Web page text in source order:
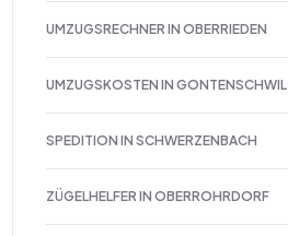
UMZUGSRECHNER IN OBERRIEDEN
UMZUGSKOSTEN IN GONTENSCHWIL
SPEDITION IN SCHWERZENBACH
ZÜGELHELFER IN OBERROHRDORF